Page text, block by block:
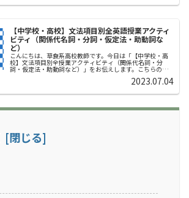
【中学校・高校】文法項目別全英語授業アクティ
ビティ（関係代名詞・分詞・仮定法・助動詞な
ど）
こんにちは、草食系高校教師です。今日は「【中学校・高
校】文法項目別全授業アクティビティ（関係代名詞・分
詞・仮定法・助動詞など）」をお伝えします。こちらのペ
ージは、現在（２０２３年６月３０日）までに作成した授
2023.07.04